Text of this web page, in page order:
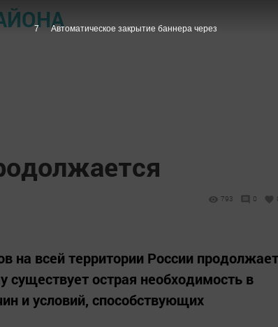
793 0
на всей территории России продолжает
острая необходимость в
и условий, способствующих
6 Автоматическое закрытие баннера через